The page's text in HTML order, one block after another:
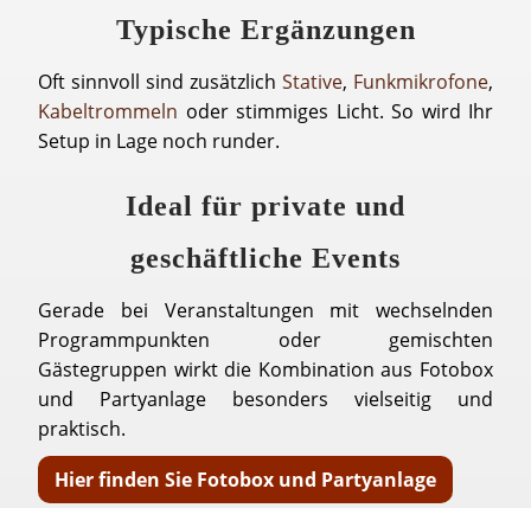
Typische Ergänzungen
Oft sinnvoll sind zusätzlich Stative, Funkmikrofone,
Kabeltrommeln oder stimmiges Licht. So wird Ihr
Setup in Lage noch runder.
Ideal für private und
geschäftliche Events
Gerade bei Veranstaltungen mit wechselnden
Programmpunkten oder gemischten
Gästegruppen wirkt die Kombination aus Fotobox
und Partyanlage besonders vielseitig und
praktisch.
Hier finden Sie Fotobox und Partyanlage